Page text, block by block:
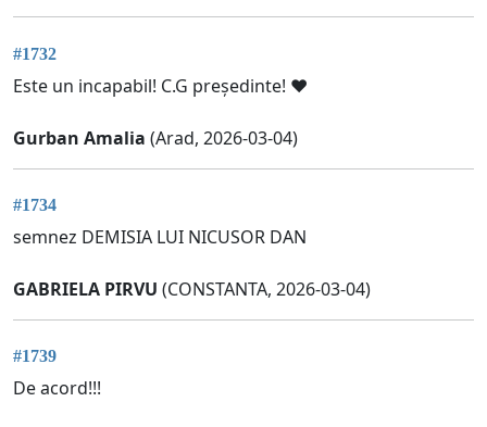
#1732
Este un incapabil! C.G președinte! ❤️
Gurban Amalia (Arad, 2026-03-04)
#1734
semnez DEMISIA LUI NICUSOR DAN
GABRIELA PIRVU (CONSTANTA, 2026-03-04)
#1739
De acord!!!